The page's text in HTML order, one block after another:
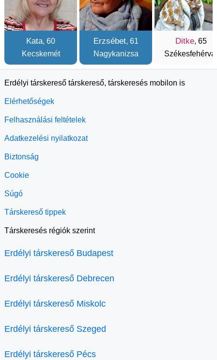
Kata, 60
Kecskemét
Erzsébet, 61
Nagykanizsa
Ditke, 65
Erdélyi társkereső társkereső, társkeresés mobilon is
Elérhetőségek
Felhasználási feltételek
Adatkezelési nyilatkozat
Biztonság
Cookie
Súgó
Társkereső tippek
Társkeresés régiók szerint
Erdélyi társkereső Budapest
Erdélyi társkereső Debrecen
Erdélyi társkereső Miskolc
Erdélyi társkereső Szeged
Erdélyi társkereső Pécs